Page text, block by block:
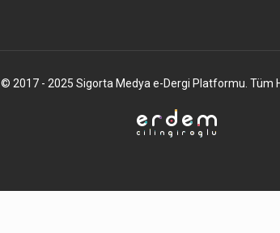
© 2017 - 2025 Sigorta Medya e-Dergi Platformu. Tüm